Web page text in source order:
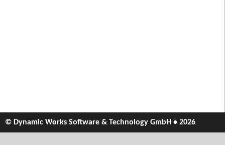
© Dynamic Works Software & Technology GmbH • 2026